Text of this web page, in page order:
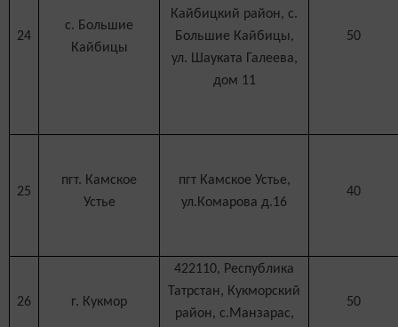
24
с. Большие
Кайбицы
Кайбицкий район, с.
Большие Кайбицы,
ул. Шауката Галеева,
дом 11
50
25
пгт. Камское
Устье
пгт Камское Устье,
ул.Комарова д.16
40
26 г. Кукмор
422110, Республика
Татрстан, Кукморский
район, с.Манзарас,
50